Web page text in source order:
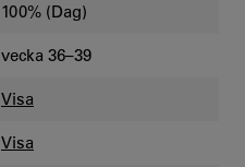
100% (Dag)
vecka 36–39
Visa
Visa